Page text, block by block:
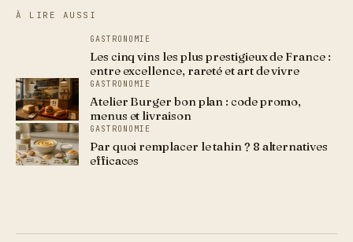
À LIRE AUSSI
GASTRONOMIE
Les cinq vins les plus prestigieux de France :
entre excellence, rareté et art de vivre
GASTRONOMIE
Atelier Burger bon plan : code promo,
menus et livraison
GASTRONOMIE
Par quoi remplacer le tahin ? 8 alternatives
efficaces